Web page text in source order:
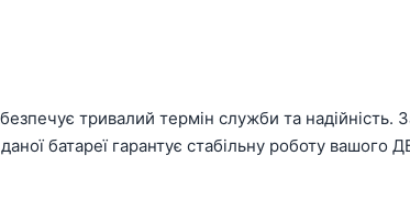
тривалий термін служби та надійність.
батареї гарантує стабільну роботу вашого